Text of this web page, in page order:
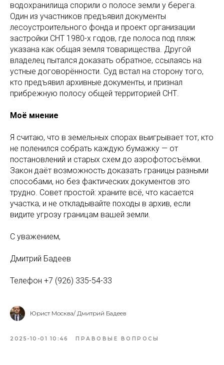
водохранилища спорили о полосе земли у берега.
Один из участников предъявил документы
лесоустроительного фонда и проект организации
застройки СНТ 1980-х годов, где полоса под пляж
указана как общая земля товарищества. Другой
владелец пытался доказать обратное, ссылаясь на
устные договорённости. Суд встал на сторону того,
кто предъявил архивные документы, и признал
прибрежную полосу общей территорией СНТ.
Моё мнение
Я считаю, что в земельных спорах выигрывает тот, кто
не поленился собрать каждую бумажку — от
постановлений и старых схем до аэрофотосъёмки.
Закон даёт возможность доказать границы разными
способами, но без фактических документов это
трудно. Совет простой: храните всё, что касается
участка, и не откладывайте походы в архив, если
видите угрозу границам вашей земли.
С уважением,
Дмитрий Бадеев
Телефон +7 (926) 335-54-33
Юрист Москва/ Дмитрий Бадеев
2025-10-01 10:46 ПРАВОВЫЕ ВОПРОСЫ